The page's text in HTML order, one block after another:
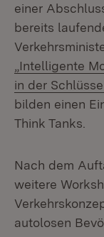
einer
bereits
„Intelligente
in der
bilden einen
Think Tanks.
Nach dem
weitere
autolosen